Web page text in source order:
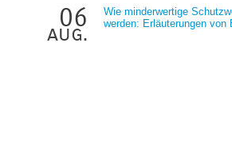
06
aug.
Wie minderwertige
werden: Erläuterungen von